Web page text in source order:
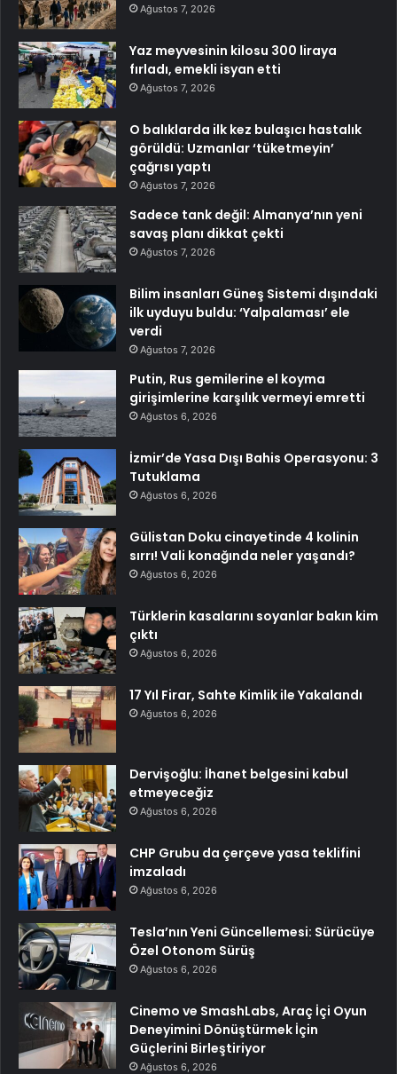
Ağustos 7, 2026
Yaz meyvesinin kilosu 300 liraya
fırladı, emekli isyan etti
Ağustos 7, 2026
O balıklarda ilk kez bulaşıcı hastalık
görüldü: Uzmanlar ‘tüketmeyin’
çağrısı yaptı
Ağustos 7, 2026
Sadece tank değil: Almanya’nın yeni
savaş planı dikkat çekti
Ağustos 7, 2026
Bilim insanları Güneş Sistemi dışındaki
ilk uyduyu buldu: ‘Yalpalaması’ ele
verdi
Ağustos 7, 2026
Putin, Rus gemilerine el koyma
girişimlerine karşılık vermeyi emretti
Ağustos 6, 2026
İzmir’de Yasa Dışı Bahis Operasyonu: 3
Tutuklama
Ağustos 6, 2026
Gülistan Doku cinayetinde 4 kolinin
sırrı! Vali konağında neler yaşandı?
Ağustos 6, 2026
Türklerin kasalarını soyanlar bakın kim
çıktı
Ağustos 6, 2026
17 Yıl Firar, Sahte Kimlik ile Yakalandı
Ağustos 6, 2026
Dervişoğlu: İhanet belgesini kabul
etmeyeceğiz
Ağustos 6, 2026
CHP Grubu da çerçeve yasa teklifini
imzaladı
Ağustos 6, 2026
Tesla’nın Yeni Güncellemesi: Sürücüye
Özel Otonom Sürüş
Ağustos 6, 2026
Cinemo ve SmashLabs, Araç İçi Oyun
Deneyimini Dönüştürmek İçin
Güçlerini Birleştiriyor
Ağustos 6, 2026